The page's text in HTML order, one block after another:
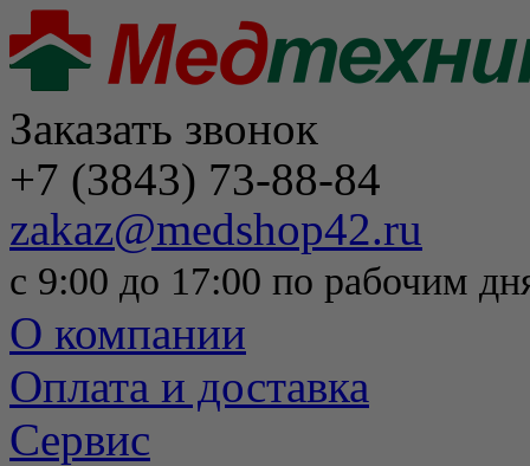
Заказать звонок
+7 (3843) 73-88-84
zakaz@medshop42.ru
с 9:00 до 17:00 по рабочим
О компании
Оплата и доставка
Сервис